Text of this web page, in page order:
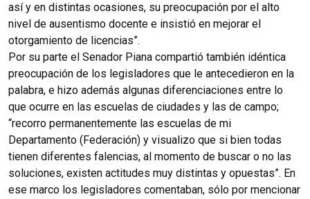
así y en distintas ocasiones, su preocupación por el alto
nivel de ausentismo docente e insistió en mejorar el
otorgamiento de licencias”.
Por su parte el Senador Piana compartió también idéntica
preocupación de los legisladores que le antecedieron en la
palabra, e hizo además algunas diferenciaciones entre lo
que ocurre en las escuelas de ciudades y las de campo;
“recorro permanentemente las escuelas de mi
Departamento (Federación) y visualizo que si bien todas
tienen diferentes falencias, al momento de buscar o no las
soluciones, existen actitudes muy distintas y opuestas”. En
ese marco los legisladores comentaban, sólo por mencionar